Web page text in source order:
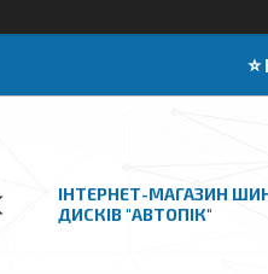
ІНТЕРНЕТ-МАГАЗИН
ДИСКІВ "АВТОПІК"